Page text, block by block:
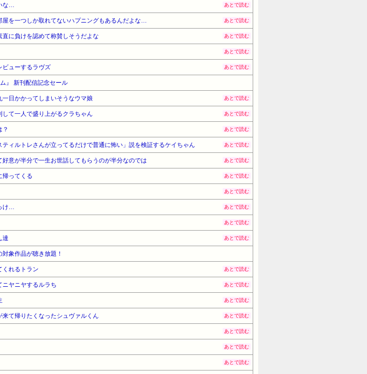
な… あとで読む
屋を一つしか取れてないハプニングもあるんだよな… あとで読む
直に負けを認めて称賛しそうだよな あとで読む
あとで読む
ビューするラヴズ あとで読む
』 新刊配信記念セール
一日かかってしまいそうなウマ娘 あとで読む
して一人で盛り上がるクラちゃん あとで読む
？ あとで読む
ティルトレさんが立ってるだけで普通に怖い」説を検証するケイちゃん あとで読む
意が半分で一生お世話してもらうのが半分なのでは あとで読む
帰ってくる あとで読む
あとで読む
け… あとで読む
あとで読む
達 あとで読む
象作品が聴き放題！
くれるトラン あとで読む
ニヤニヤするルラち あとで読む
あとで読む
来て帰りたくなったシュヴァルくん あとで読む
あとで読む
あとで読む
あとで読む